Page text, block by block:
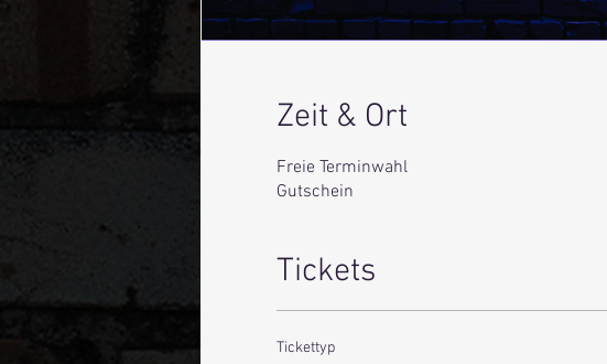
Zeit & Ort
Freie Terminwahl
Gutschein
Tickets
Tickettyp